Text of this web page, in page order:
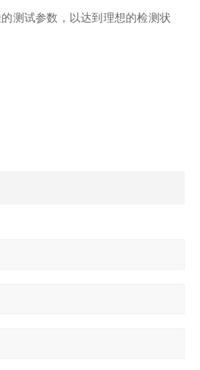
测试参数，以达到理想的检测状